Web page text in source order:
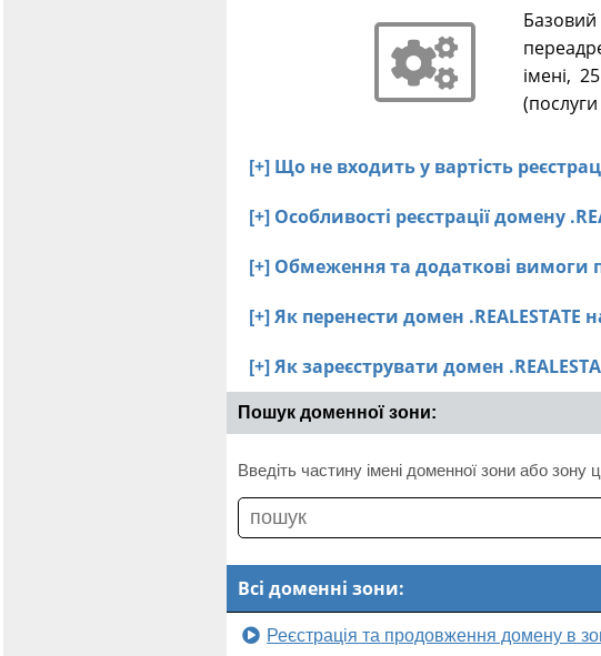
імені,
[+] Що не входить у вартість
[+] Особливості реєстрації домену
[+] Обмеження та додаткові вимоги
[+] Як перенести домен .REALESTATE
[+] Як зареєструвати домен
Пошук доменної зони:
Введіть частину імені доменної зони або зону
Всі доменні зони:
Реєстрація та продовження домену в